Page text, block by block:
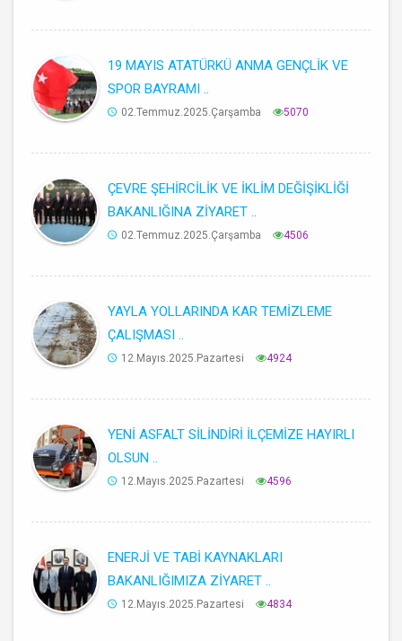
19 MAYIS ATATÜRKÜ ANMA GENÇLİK VE
SPOR BAYRAMI ..
02.Temmuz.2025.Çarşamba 5070
ÇEVRE ŞEHİRCİLİK VE İKLİM DEĞİŞİKLİĞİ
BAKANLIĞINA ZİYARET ..
02.Temmuz.2025.Çarşamba 4506
YAYLA YOLLARINDA KAR TEMİZLEME
ÇALIŞMASI ..
12.Mayıs.2025.Pazartesi 4924
YENİ ASFALT SİLİNDİRİ İLÇEMİZE HAYIRLI
OLSUN ..
12.Mayıs.2025.Pazartesi 4596
ENERJİ VE TABİ KAYNAKLARI
BAKANLIĞIMIZA ZİYARET ..
12.Mayıs.2025.Pazartesi 4834